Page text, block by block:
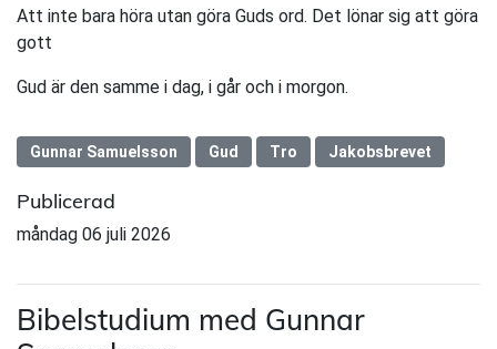
Att inte bara höra utan göra Guds ord. Det lönar sig att göra
gott
Gud är den samme i dag, i går och i morgon.
Gunnar Samuelsson Gud Tro Jakobsbrevet
Publicerad
måndag 06 juli 2026
Bibelstudium med Gunnar